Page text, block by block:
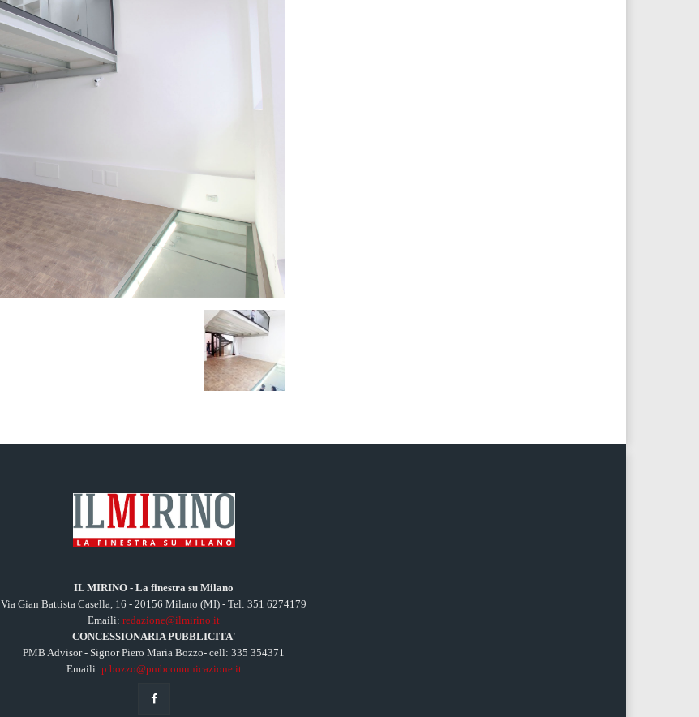
IL MIRINO - La finestra su Milano
Via Gian Battista Casella, 16 - 20156 Milano (MI) - Tel: 351 6274179
Emaili:redazione@ilmirino.it
CONCESSIONARIA PUBBLICITA'
PMB Advisor - Signor Piero Maria Bozzo- cell: 335 354371
Emaili: p.bozzo@pmbcomunicazione.it